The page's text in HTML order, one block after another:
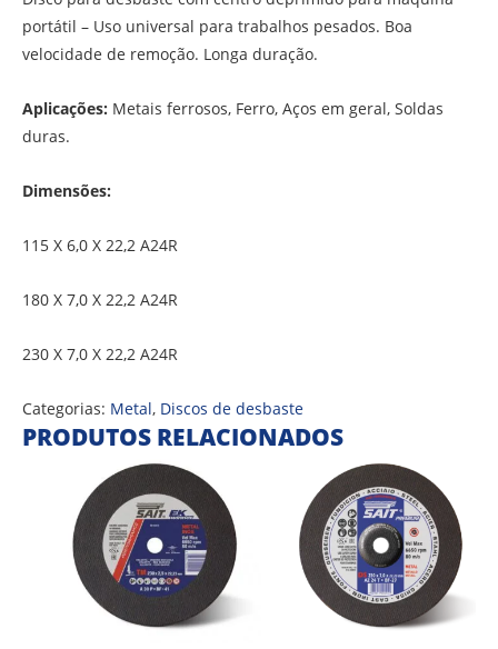
portátil – Uso universal para trabalhos pesados. Boa
velocidade de remoção. Longa duração.
Aplicações: Metais ferrosos, Ferro, Aços em geral, Soldas
duras.
Dimensões:
115 X 6,0 X 22,2 A24R
180 X 7,0 X 22,2 A24R
230 X 7,0 X 22,2 A24R
Categorias: Metal, Discos de desbaste
PRODUTOS RELACIONADOS